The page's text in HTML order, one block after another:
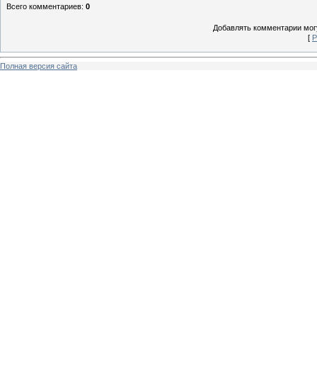
Всего комментариев: 0
Добавлять комментарии
[
Полная версия сайта